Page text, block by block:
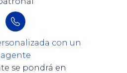
con un
agente
se pondrá en